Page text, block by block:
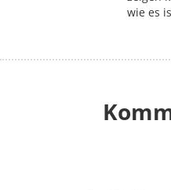
wie es